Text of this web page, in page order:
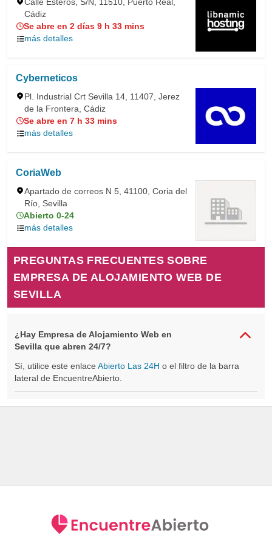
Cádiz
Se abre en 2 días 9 h 33 mins
más detalles
Cyberneticos
Pl. Industrial Crt Sevilla 14, 11407, Jerez
de la Frontera, Cádiz
Se abre en 7 h 33 mins
más detalles
CoriaWeb
Apartado de correos N 5, 41100, Coria del
Río, Sevilla
Abierto 0-24
más detalles
PREGUNTAS FRECUENTES SOBRE
EMPRESA DE ALOJAMIENTO WEB DE
SEVILLA
¿Hay Empresa de Alojamiento Web en
Sevilla que abren 24/7?
Sí, utilice este enlace Abierto Las 24H o el filtro de la barra
lateral de EncuentreAbierto.